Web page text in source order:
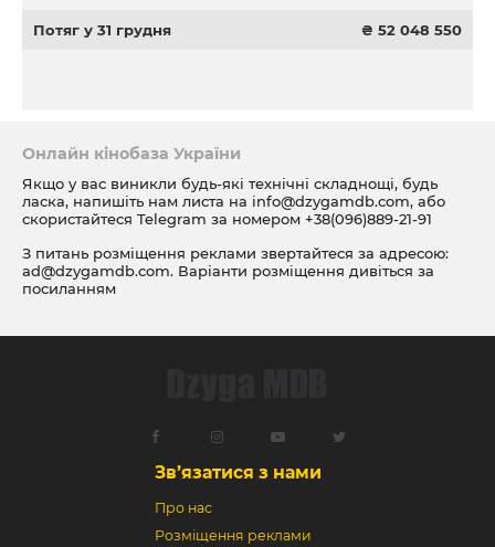
Потяг у 31 грудня ₴ 52 048 550
Онлайн кінобаза України
Якщо у вас виникли будь-які технічні складнощі, будь
ласка, напишіть нам листа на info@dzygamdb.com, або
скористайтеся Telegram за номером +38(096)889-21-91
З питань розміщення реклами звертайтеся за адресою:
ad@dzygamdb.com. Варіанти розміщення дивіться за
посиланням
Зв’язатися з нами
Про нас
Розміщення реклами